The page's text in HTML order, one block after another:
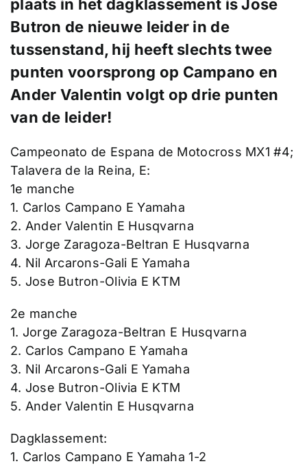
plaats in het dagklassement is Jose
Butron de nieuwe leider in de
tussenstand, hij heeft slechts twee
punten voorsprong op Campano en
Ander Valentin volgt op drie punten
van de leider!
Campeonato de Espana de Motocross MX1 #4;
Talavera de la Reina, E:
1e manche
1. Carlos Campano E Yamaha
2. Ander Valentin E Husqvarna
3. Jorge Zaragoza-Beltran E Husqvarna
4. Nil Arcarons-Gali E Yamaha
5. Jose Butron-Olivia E KTM
2e manche
1. Jorge Zaragoza-Beltran E Husqvarna
2. Carlos Campano E Yamaha
3. Nil Arcarons-Gali E Yamaha
4. Jose Butron-Olivia E KTM
5. Ander Valentin E Husqvarna
Dagklassement:
1. Carlos Campano E Yamaha 1-2